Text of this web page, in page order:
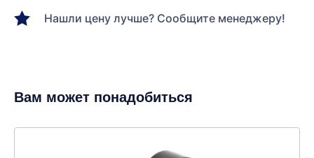
Нашли цену лучше? Сообщите менеджеру!
Вам может понадобиться